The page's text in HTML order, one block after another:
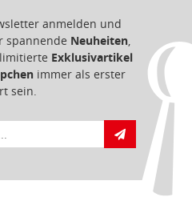
anmelden und
spannende Neuheiten,
Exklusivartikel
immer als erster
sein.